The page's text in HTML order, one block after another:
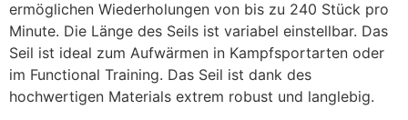
ermöglichen Wiederholungen von bis zu 240 Stück pro
Minute. Die Länge des Seils ist variabel einstellbar. Das
Seil ist ideal zum Aufwärmen in Kampfsportarten oder
im Functional Training. Das Seil ist dank des
hochwertigen Materials extrem robust und langlebig.